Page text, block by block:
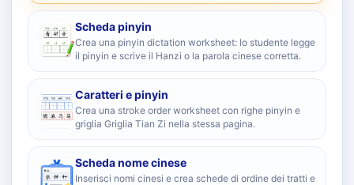
Scheda pinyin
Crea una pinyin dictation worksheet: lo studente legge
il pinyin e scrive il Hanzi o la parola cinese corretta.
Caratteri e pinyin
Crea una stroke order worksheet con righe pinyin e
griglia Griglia Tian Zi nella stessa pagina.
Scheda nome cinese
Inserisci nomi cinesi e crea schede di ordine dei tratti e